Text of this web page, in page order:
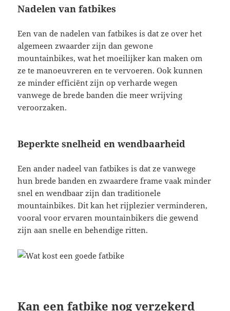
Nadelen van fatbikes
Een van de nadelen van fatbikes is dat ze over het
algemeen zwaarder zijn dan gewone
mountainbikes, wat het moeilijker kan maken om
ze te manoeuvreren en te vervoeren. Ook kunnen
ze minder efficiënt zijn op verharde wegen
vanwege de brede banden die meer wrijving
veroorzaken.
Beperkte snelheid en wendbaarheid
Een ander nadeel van fatbikes is dat ze vanwege
hun brede banden en zwaardere frame vaak minder
snel en wendbaar zijn dan traditionele
mountainbikes. Dit kan het rijplezier verminderen,
vooral voor ervaren mountainbikers die gewend
zijn aan snelle en behendige ritten.
Kan een fatbike nog verzekerd